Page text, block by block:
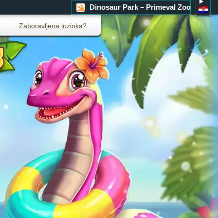
Dinosaur Park – Primeval Zoo
Zaboravljena lozinka?